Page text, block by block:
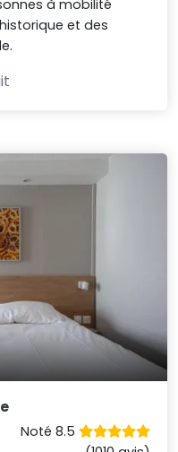
à mobilité
et des
Noté 8.5